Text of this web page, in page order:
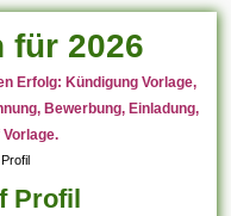
für 2026
Erfolg: Kündigung Vorlage,
Bewerbung, Einladung,
Profil